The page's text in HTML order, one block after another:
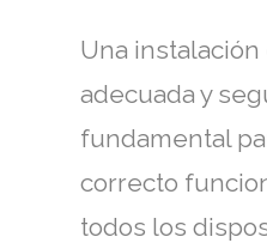
Una
adecuada y
fundamental
correcto
todos los